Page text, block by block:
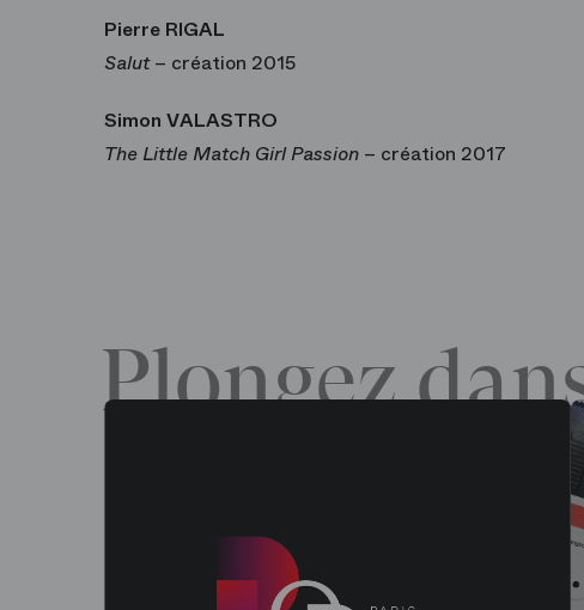
Pierre RIGAL
Salut– création 2015
Simon VALASTRO
The Little Match Girl Passion – création 2017
Plongez